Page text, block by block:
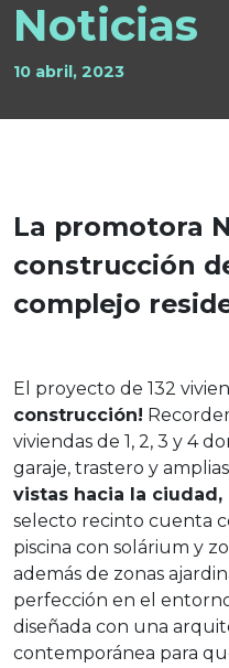
Noticias
10 abril, 2023
La promotora
construcción
complejo
El proyecto de 132
construcción!
viviendas de 1, 2, 3 y 4
garaje, trastero y
vistas hacia la
selecto recinto cuenta
piscina con solárium y
además de zonas
perfección en el
diseñada con una
contemporánea para